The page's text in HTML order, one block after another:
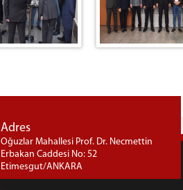
Adres
Oğuzlar Mahallesi Prof. Dr. Necmettin
Erbakan Caddesi No: 52
Etimesgut/ANKARA